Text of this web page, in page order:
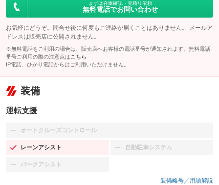
まずは在庫確認・見積り依頼
無料電話でお問い合わせ
お気軽にどうぞ。問合せ後に何度もご連絡が届くことはありません。 メールア
ドレスは販売店に公開されません。
※無料電話をご利用の場合は、販売店へお客様の電話番号が通知されます。無料電話
番号ご利用の際の注意点は こちら
IP電話、ひかり電話からはご利用いただけません。
装備
運転支援
オートクルーズコントロール
：装備なし
レーンアシスト
：装備あり 自動駐車システム
：装備なし
パークアシスト
：装備なし
装備略号／用語解説